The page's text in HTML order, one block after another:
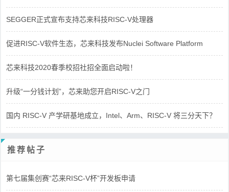
SEGGER正式宣布支持芯来科技RISC-V处理器
促进RISC-V软件生态，芯来科技发布Nuclei Software Platform
芯来科技2020春季校招社招全面启动啦！
升级“一分钱计划”，芯来助您开启RISC-V之门
国内 RISC-V 产学研基地成立，Intel、Arm、RISC-V 将三分天下？
推荐帖子
第七届集创赛“芯来RISC-V杯”开发板申请